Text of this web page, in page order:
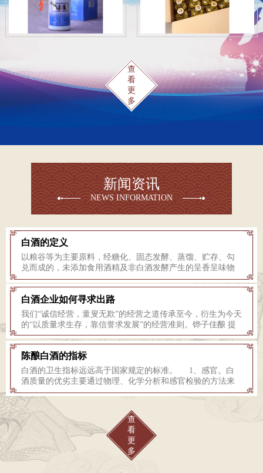
查
看
更
多
新闻资讯
NEWS INFORMATION
白酒的定义
以粮谷等为主要原料，经糖化、固态发酵、蒸馏、贮存、勾
兑而成的，未添加食用酒精及非白酒发酵产生的呈香呈味物
质，具有酱香型风格的白酒。纯粮酿造、不添加任何添加剂
和自己的工艺特色，赋予了铧子白酒度高不酽、度低不淡，
酒体醇厚，回味悠长，饮后不上头的特点，实现了白酒低醉
度化的质量要求。 由于酿酒原料多种多样，酿造方法也
各有特色，酒的香气特征各有千秋，故白酒分类方法有很
多。 按新的国家标准，将蒸馏酒分为白酒和其它蒸馏酒。
白酒的定义是：以曲类、酒母为糖化发酵剂，利用淀粉质
(糖质)原料，经蒸煮、糖化、发酵、蒸馏、陈酿和勾兑而酿制
而成的各类白酒。 其它蒸馏酒 其它蒸馏的定义是：以谷
物、薯类、葡萄及其它水果为原料，经发酵、蒸馏而酿制而
成的、高度（含酒精18~40%）酒.按所用的原料不同，又有白
兰地、威士忌、俄得克和其它蒸馏酒（如朗姆酒）。下面主
要介绍白酒种类。现代将白酒分为固态法白酒、固液结合法
白酒和液态法白酒三类。 国家标准规定浓、清、酱等国家
几大香型白酒，以粮谷等为主要原料，经糖化、固态发酵、
蒸馏、贮存、勾兑而成的，未添加食用酒精及非白酒发酵产
生的呈香呈味物质，具有其自身特点的白酒。这也就规定了
国家名酒是纯粮酿 造，并且不含食用酒精及非白酒发酵产生
的呈香呈味物质。这也就形成了各大名酒自己的香感、口
白酒企业如何寻求出路
我们“诚信经营，童叟无欺”的经营之道传承至今，衍生为今天
的“以质量求生存，靠信誉求发展”的经营准则。铧子佳酿 提
升白酒的品质价值，首先要坚持品质诚信，为消费者提供便
捷可靠的品质判断依据，使消费者对白酒品质可鉴、可感、
可查。我们须有决心、有勇气去打破行业的“潜规则”，将白酒
生产与质量的内涵真实呈现给消费者，自觉接受公众监督，
而不是出于利益目的而蒙蔽、误导消费者。 恪守品质，诚
心酿造，使白酒质量与风味不断适应消费者嗜好，为不同人
群奉献优美的饮酒体验，确保白酒品质价值的回归和延续。
品质价值是白酒的立足之本、发展之基，在任何时候，我们
都要坚守品质价值不放松，坚持品质诚实以及相关的传播引
导，争取更多公众对白酒品质的关注和信任，使白酒牢牢扎
根于消费者，质量安全步伐稳健。 白酒品质创新是一个系统
性的工程，我们应该积极保护和营造良好的生态环境，加强
对原料品质的监督管理，将传统工艺不断与现代科技相结
陈酿白酒的指标
白酒的卫生指标远远高于国家规定的标准。 1、感官。白
酒质量的优劣主要通过物理、化学分析和感官检验的方法来
判定，正确的反映出酒的色、香、味的内容，须依靠人的感
官鉴定。白酒的感官质量包括色、香、味、格四个部分。要
通过眼、鼻、舌三方面的形象来判断酒体。 具体指标：色
泽：无色或微黄，清亮透明，无明显悬浮物，无沉淀。 香
气：酱香香气，幽雅细腻，余香绵长。 口味：酱香口味，
醇厚绵甜，爽净，香味协调，余味悠长。 风格：具有本品
的典型风格特色。 2、酒精度。在20℃时，100mL酒样中
查
看
更
多